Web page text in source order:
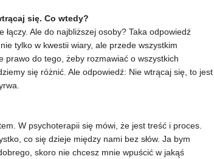
się. Co wtedy?
Ale do najbliższej osoby? Taka odpowiedź
tylko w kwestii wiary, ale przede wszystkim
prawo do tego, żeby rozmawiać o wszystkich
się różnić. Ale odpowiedź: Nie wtrącaj się, to jest
W psychoterapii się mówi, że jest treść i proces.
co się dzieje między nami bez słów. Ja bym
skoro nie chcesz mnie wpuścić w jakąś